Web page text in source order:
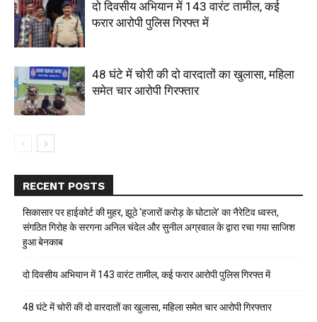
दो दिवसीय अभियान में 143 वारंट तामील, कई
फरार आरोपी पुलिस गिरफ्त में
48 घंटे में चोरी की दो वारदातों का खुलासा, महिला
समेत चार आरोपी गिरफ्तार
RECENT POSTS
सिकासार पर हाईकोर्ट की मुहर, झूठे ‘हजारों करोड़ के घोटाले’ का नैरेटिव ध्वस्त,
संगठित गिरोह के सरगना अनिल चंदेल और सुनील अग्रवाल के द्वारा रचा गया साजिश
हुआ बेनकाब
दो दिवसीय अभियान में 143 वारंट तामील, कई फरार आरोपी पुलिस गिरफ्त में
48 घंटे में चोरी की दो वारदातों का खुलासा, महिला समेत चार आरोपी गिरफ्तार